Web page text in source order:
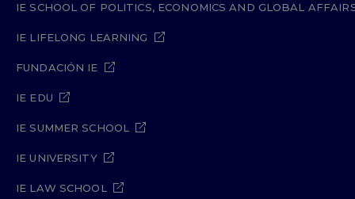
IE SCHOOL OF POLITICS, ECONOMICS AND GLOBAL
IE LIFELONG LEARNING
FUNDACIÓN IE
IE EDU
IE SUMMER SCHOOL
IE UNIVERSITY
IE LAW SCHOOL